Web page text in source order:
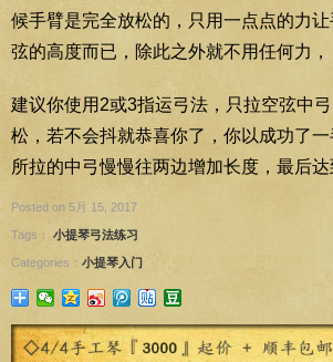
候手臂是完全放松的，只用一点点的力
弦的高度而已，除此之外就不用任何力，
建议你使用2或3指运弓法，只拉空弦中
松，若不会抖就恭喜你了，你以成功了
所拉的中弓慢慢往两边增加长度，最后达
Posted on 5月 15, 2017
Tags： 小提琴弓法练习
Categories： 小提琴入门